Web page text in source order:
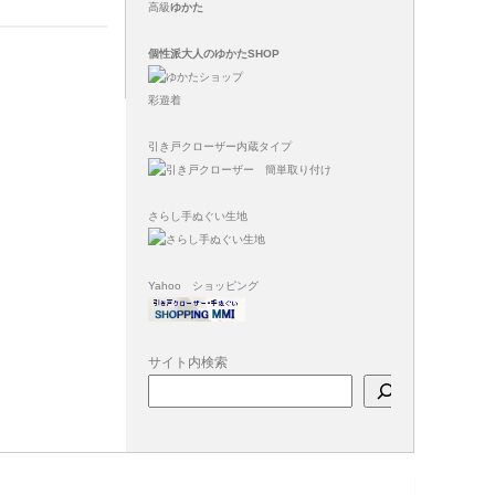
高級ゆかた
個性派大人のゆかたSHOP
彩遊着
引き戸クローザー内蔵タイプ
さらし手ぬぐい生地
Yahoo ショッピング
サイト内検索